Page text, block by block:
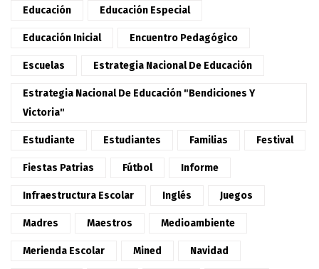
Educación Educación Especial
Educación Inicial Encuentro Pedagógico
Escuelas Estrategia Nacional De Educación
Estrategia Nacional De Educación "Bendiciones Y
Victoria"
Estudiante Estudiantes Familias Festival
Fiestas Patrias Fútbol Informe
Infraestructura Escolar Inglés Juegos
Madres Maestros Medioambiente
Merienda Escolar Mined Navidad